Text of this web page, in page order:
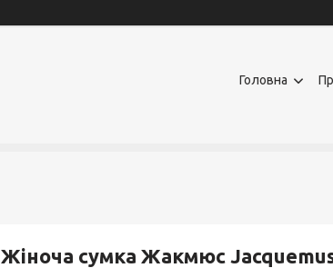
Головна
Жіноча сумка Жакмюс